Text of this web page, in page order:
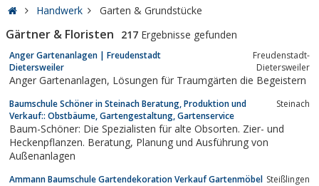
Handwerk Garten & Grundstücke
Gärtner & Floristen 217 Ergebnisse gefunden
Anger Gartenanlagen | Freudenstadt
Dietersweiler
Freudenstadt-
Dietersweiler
Anger Gartenanlagen, Lösungen für Traumgärten die Begeistern
Baumschule Schöner in Steinach Beratung, Produktion und
Verkauf:: Obstbäume, Gartengestaltung, Gartenservice
Steinach
Baum-Schöner: Die Spezialisten für alte Obsorten. Zier- und
Heckenpflanzen. Beratung, Planung und Ausführung von
Außenanlagen
Ammann Baumschule Gartendekoration Verkauf Gartenmöbel Steißlingen